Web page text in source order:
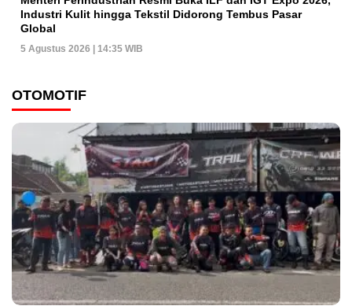
Industri Kulit hingga Tekstil Didorong Tembus Pasar
Global
5 Agustus 2026 | 14:35 WIB
OTOMOTIF